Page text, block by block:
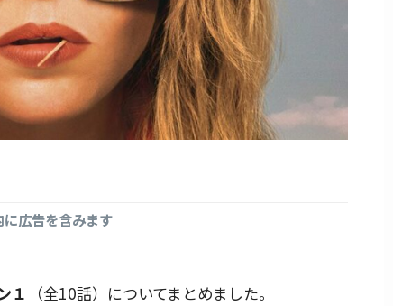
に広告を含みます
１ （全10話）についてまとめました。